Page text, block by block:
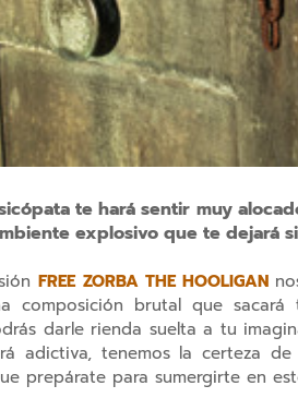
te hará sentir muy
explosivo que te dejará
FREE ZORBA THE HOOLIGAN
composición brutal que
darle rienda suelta a tu
adictiva, tenemos la certeza
prepárate para sumergirte en